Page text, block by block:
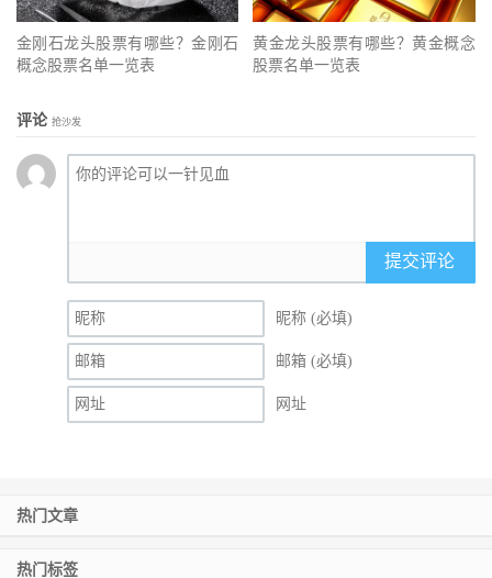
金刚石龙头股票有哪些？金刚石
概念股票名单一览表
黄金龙头股票有哪些？黄金概念
股票名单一览表
评论 抢沙发
提交评论
昵称 (必填)
邮箱 (必填)
网址
热门文章
热门标签